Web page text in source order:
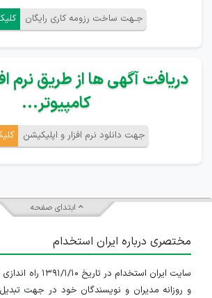
جـهت ساخت رزومه کاری رایگان
دریافت آگهی ها از طریق نرم
کامپیوتر...
جهت دانلود نرم افزار و اپلیکیشن
ابتدای صفحه
مختصری درباره ایران استخدام
سایت ایران استخدام
و روزانه مدیران و نویسندگان خود در جهت